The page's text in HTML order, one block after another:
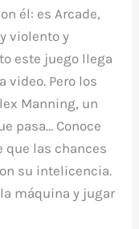
él: es Arcade,
violento y
este juego llega
video. Pero los
Manning, un
pasa… Conoce
que las chances
su intelicencia.
máquina y jugar